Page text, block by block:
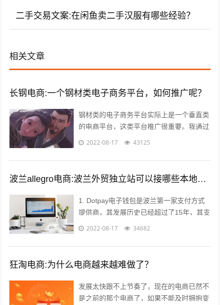
二手交易文案:在闲鱼卖二手汉服有哪些经验？
相关文章
长钢电商:一个钢材类电子商务平台，如何推广呢？
钢材类的电子商务平台实际上是一个垂直类
的电商平台，这类平台推广很重要。我通过
自己掌握的方法如下： 1，利用今日头条、
2022-08-17 43125
波兰allegro电商:波兰外贸独立站可以接哪些本地支付方式？
1. Dotpay电子钱包是波兰第一家支付方式
提供商，其发展历史已经超过了15年，其支
付渠道涵盖线上支付和线下支付。Dotpay
2022-08-17 34682
狂淘电商:为什么电商越来越难做了？
发展太快跟不上节奏了，现在的电商已然不
是之前的那个电商了，如果不能及时拥抱变